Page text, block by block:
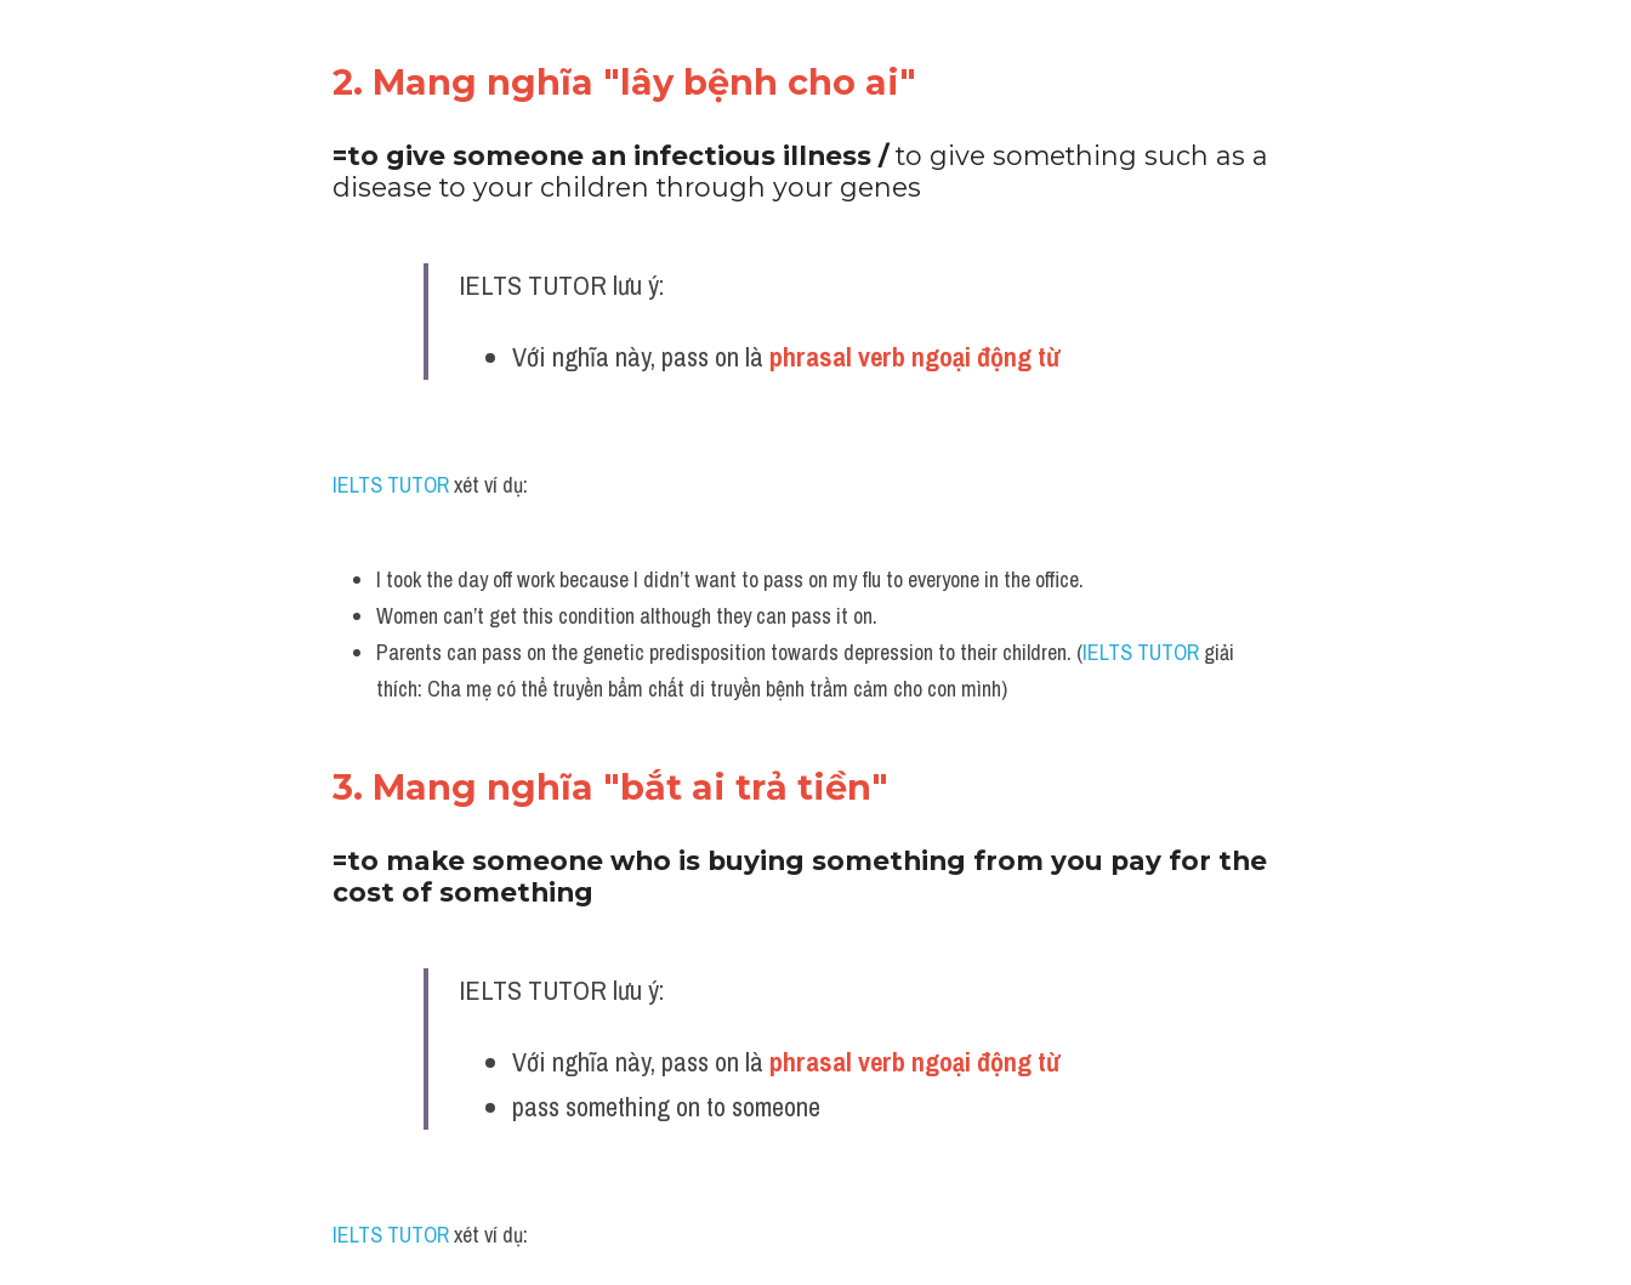
2. Mang nghĩa "lây bệnh cho ai"
=to give someone an infectious illness / to give something such as a
disease to your children through your genes
IELTS TUTOR lưu ý:
Với nghĩa này, pass on là phrasal verb ngoại động từ
IELTS TUTOR xét ví dụ:
I took the day off work because I didn’t want to pass on my flu to everyone in the office.
Women can’t get this condition although they can pass it on.
Parents can pass on the genetic predisposition towards depression to their children. (IELTS TUTOR giải
thích: Cha mẹ có thể truyền bẩm chất di truyền bệnh trầm cảm cho con mình)
3. Mang nghĩa "bắt ai trả tiền"
=to make someone who is buying something from you pay for the
cost of something
IELTS TUTOR lưu ý:
Với nghĩa này, pass on là phrasal verb ngoại động từ
pass something on to someone
IELTS TUTOR xét ví dụ: